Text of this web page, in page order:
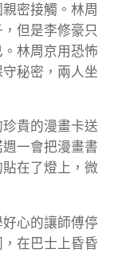
密接觸。林周
但是李修豪只
林周京用恐怖
秘密，兩人坐
貴的漫畫卡送
一會把漫畫書
在了燈上，微
心的讓師傅停
在巴士上昏昏